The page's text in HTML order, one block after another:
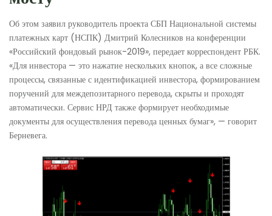
Об этом заявил руководитель проекта СБП Национальной системы
платежных карт (НСПК) Дмитрий Колесников на конференции
«Российский фондовый рынок-2019», передает корреспондент РБК.
«Для инвестора — это нажатие нескольких кнопок, а все сложные
процессы, связанные с идентификацией инвестора, формированием
поручений для междепозитарного перевода, скрыты и проходят
автоматически. Сервис НРД также формирует необходимые
документы для осуществления перевода ценных бумаг», — говорит
Берневега.